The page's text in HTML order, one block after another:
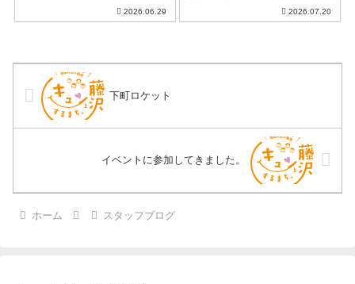
2026.06.29 2026.07.20
下町ロケット
イベントに参加してきました。
ホーム スタッフブログ